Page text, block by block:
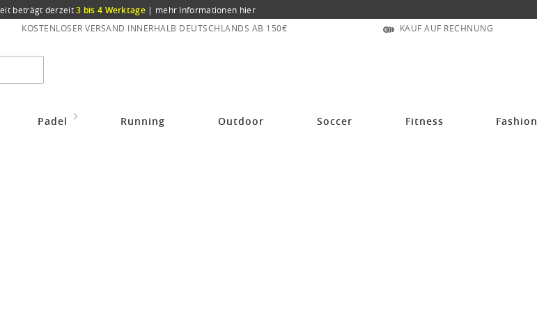
beträgt derzeit3 bis 4 Werktage | mehr Informationen hier
KOSTENLOSER VERSAND INNERHALB DEUTSCHLANDS AB 150€
KAUF AUF RECHNUNG
Padel Running Outdoor Soccer Fitness
Damen
JAKO Sporthose Short Competition 2.0 mit Reißverschluss kurz schwarz/neongelb